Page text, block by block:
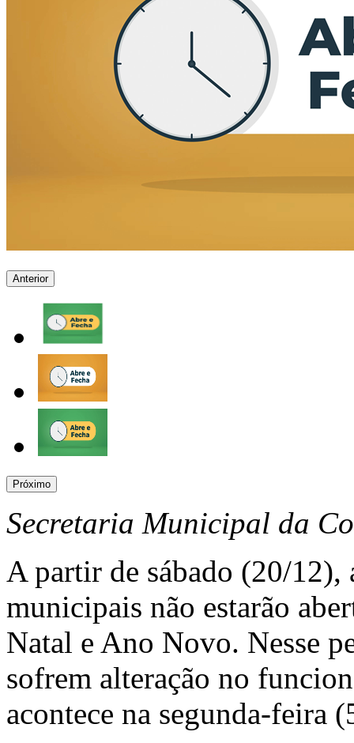
Anterior
Próximo
Secretaria Municipal da
A partir de sábado (20/12),
municipais não estarão
Natal e Ano Novo. Nesse
sofrem alteração no
acontece na segunda-feira